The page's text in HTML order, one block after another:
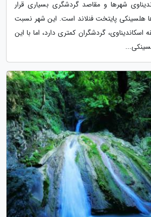
شهرها و مقاصد گردشگری بسیاری قرار
هلسینکی پایتخت فنلاند است. این شهر نسبت
گردشگران کمتری دارد، اما با این